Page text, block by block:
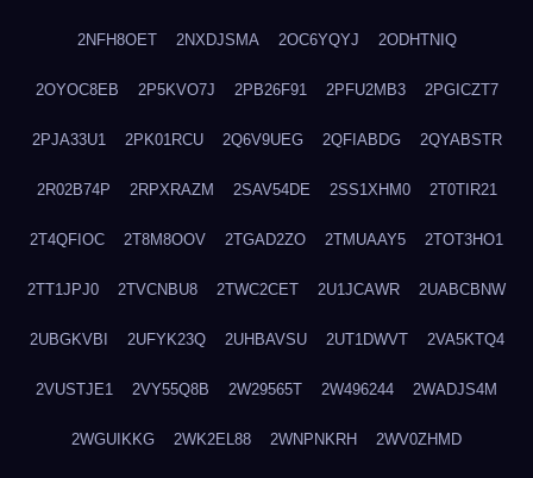
2NFH8OET 2NXDJSMA 2OC6YQYJ 2ODHTNIQ
2OYOC8EB 2P5KVO7J 2PB26F91 2PFU2MB3 2PGICZT7
2PJA33U1 2PK01RCU 2Q6V9UEG 2QFIABDG 2QYABSTR
2R02B74P 2RPXRAZM 2SAV54DE 2SS1XHM0 2T0TIR21
2T4QFIOC 2T8M8OOV 2TGAD2ZO 2TMUAAY5 2TOT3HO1
2TT1JPJ0 2TVCNBU8 2TWC2CET 2U1JCAWR 2UABCBNW
2UBGKVBI 2UFYK23Q 2UHBAVSU 2UT1DWVT 2VA5KTQ4
2VUSTJE1 2VY55Q8B 2W29565T 2W496244 2WADJS4M
2WGUIKKG 2WK2EL88 2WNPNKRH 2WV0ZHMD